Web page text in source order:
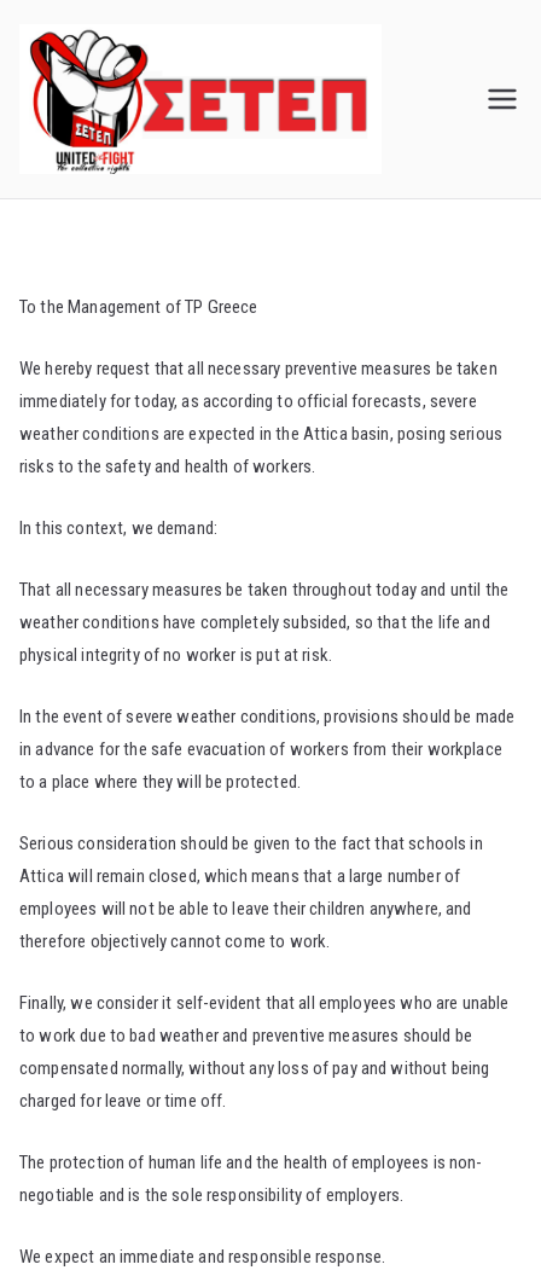
content
To the Management of TP Greece
We hereby request that all necessary preventive measures be taken
immediately for today, as according to official forecasts, severe
weather conditions are expected in the Attica basin, posing serious
risks to the safety and health of workers.
In this context, we demand:
That all necessary measures be taken throughout today and until the
weather conditions have completely subsided, so that the life and
physical integrity of no worker is put at risk.
In the event of severe weather conditions, provisions should be made
in advance for the safe evacuation of workers from their workplace
to a place where they will be protected.
Serious consideration should be given to the fact that schools in
Attica will remain closed, which means that a large number of
employees will not be able to leave their children anywhere, and
therefore objectively cannot come to work.
Finally, we consider it self-evident that all employees who are unable
to work due to bad weather and preventive measures should be
compensated normally, without any loss of pay and without being
charged for leave or time off.
The protection of human life and the health of employees is non-
negotiable and is the sole responsibility of employers.
We expect an immediate and responsible response.